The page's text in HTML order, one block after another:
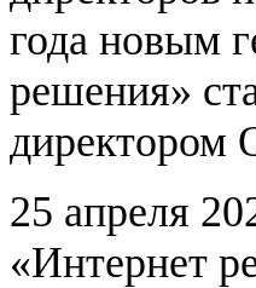
года новым
решения»
директором
25 апреля
«Интернет